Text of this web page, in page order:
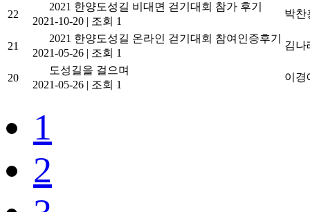
22
2021 한양도성길 비대면 걷기대회 참가 후기
2021-10-20 | 조회 1
박찬
21
2021 한양도성길 온라인 걷기대회 참여인증후기
2021-05-26 | 조회 1
김나
20
도성길을 걸으며
2021-05-26 | 조회 1
이경
1
2